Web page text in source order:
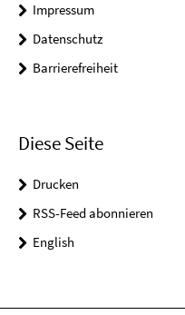
Impressum
Datenschutz
Barrierefreiheit
Diese Seite
Drucken
RSS-Feed abonnieren
English